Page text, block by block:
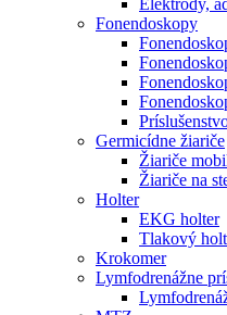
Elektródy,
Fonendoskopy
Germicídne žiariče
Žiariče
Žiariče na
Holter
EKG holter
Tlakový
Krokomer
Lymfodrenážne